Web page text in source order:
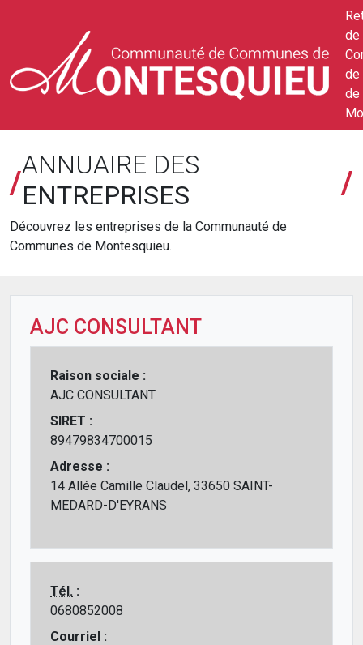
de
de
de
/ANNUAIRE DES
ENTREPRISES
/
Découvrez les entreprises de la Communauté de
Communes de Montesquieu.
AJC CONSULTANT
Raison sociale :
AJC CONSULTANT
SIRET :
89479834700015
Adresse :
14 Allée Camille Claudel, 33650 SAINT-
MEDARD-D'EYRANS
Tél. :
0680852008
Courriel :